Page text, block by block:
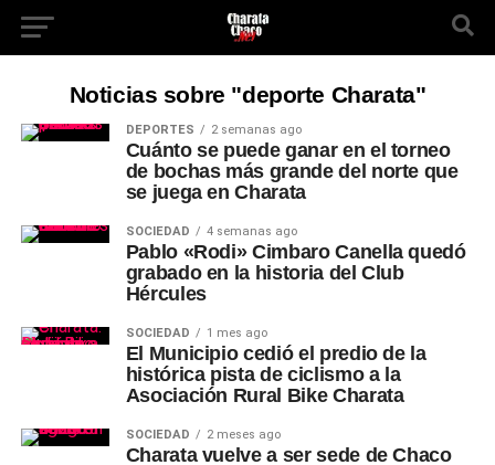
Noticias sobre "deporte Charata"
DEPORTES 2 semanas ago
Cuánto se puede ganar en el torneo
de bochas más grande del norte que
se juega en Charata
SOCIEDAD 4 semanas ago
Pablo «Rodi» Cimbaro Canella quedó
grabado en la historia del Club
Hércules
SOCIEDAD 1 mes ago
El Municipio cedió el predio de la
histórica pista de ciclismo a la
Asociación Rural Bike Charata
SOCIEDAD 2 meses ago
Charata vuelve a ser sede de Chaco